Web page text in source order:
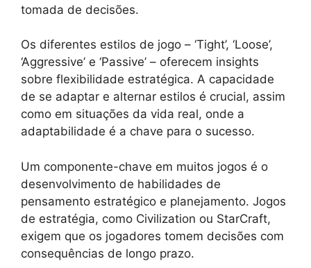
tomada de decisões.
Os diferentes estilos de jogo – ‘Tight’, ‘Loose’,
‘Aggressive’ e ‘Passive’ – oferecem insights
sobre flexibilidade estratégica. A capacidade
de se adaptar e alternar estilos é crucial, assim
como em situações da vida real, onde a
adaptabilidade é a chave para o sucesso.
Um componente-chave em muitos jogos é o
desenvolvimento de habilidades de
pensamento estratégico e planejamento. Jogos
de estratégia, como Civilization ou StarCraft,
exigem que os jogadores tomem decisões com
consequências de longo prazo.